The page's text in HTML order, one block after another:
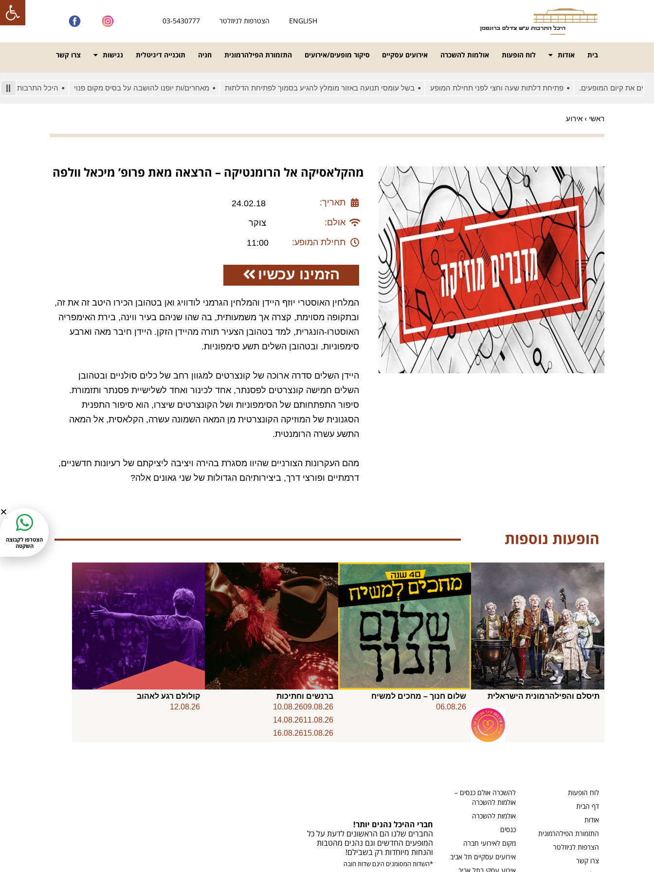
פתח
ENGLISH הצטרפות לניוזלטר 03-5430777
בית אודות לוח הופעות אולמות להשכרה אירועים עסקיים סיקור מופעים/אירועים התזמורת הפילהרמונית חניה תוכנייה דיגיטלית נגישות צרו קשר
את קיום המופעים. פתיחת דלתות שעה וחצי לפני תחילת המופע בשל עומסי תנועה באזור מומלץ להגיע בסמוך לפתיחת הדלתות מאחרים/ות יופנו להושבה על בסיס מקום פנוי היכל התרבות מונגש
ראשי › אירוע
מהקלאסיקה אל הרומנטיקה – הרצאה מאת פרופ’ מיכאל וולפה
תאריך:
24.02.18
אולם:
צוקר
תחילת המופע:
11:00
הזמינו עכשיו
המלחין האוסטרי יוזף היידן והמלחין הגרמני לודוויג ואן בטהובן הכירו היטב זה את זה,
ובתקופה מסוימת, קצרה אך משמעותית, בה שהו שניהם בעיר ווינה, בירת האימפריה
האוסטרו-הונגרית, למד בטהובן הצעיר תורה מהיידן הזקן. היידן חיבר מאה וארבע
סימפוניות, ובטהובן השלים תשע סימפוניות.
היידן השלים סדרה ארוכה של קונצרטים למגוון רחב של כלים סולניים ובטהובן
השלים חמישה קונצרטים לפסנתר, אחד לכינור ואחד לשלישיית פסנתר ותזמורת.
סיפור התפתחותם של הסימפוניות ושל הקונצרטים שיצרו, הוא סיפור התפנית
הסגנונית של המוזיקה הקונצרטית מן המאה השמונה עשרה, הקלאסית, אל המאה
התשע עשרה הרומנטית.
מהם העקרונות הצורניים שהיוו מסגרת בהירה ויציבה ליציקתם של רעיונות חדשניים,
דרמתיים ופורצי דרך, ביצירותיהם הגדולות של שני גאונים אלה?
הופעות נוספות
תיסלם והפילהרמונית הישראלית
שלום חנוך – מחכים למשיח
06.08.26
ברנשים וחתיכות
09.08.26
10.08.26
11.08.26
14.08.26
15.08.26
16.08.26
קולולם רגע לאהוב
12.08.26
לוח הופעות
דף הבית
אודות
התזמורת הפילהרמונית
הצרפות לניוזלטר
צרו קשר
להשכרה אולם כנסים –
אולמות להשכרה
אולמות להשכרה
כנסים
מקום לאירועי חברה
אירועים עסקיים תל אביב
חברי ההיכל נהנים יותר!
החברים שלנו הם הראשונים לדעת על כל
המופעים החדשים וגם נהנים מהטבות
והנחות מיוחדות רק בשבילם!
*השדות המסומנים הינם שדות חובה
הצטרפו לקבוצה
השקטה